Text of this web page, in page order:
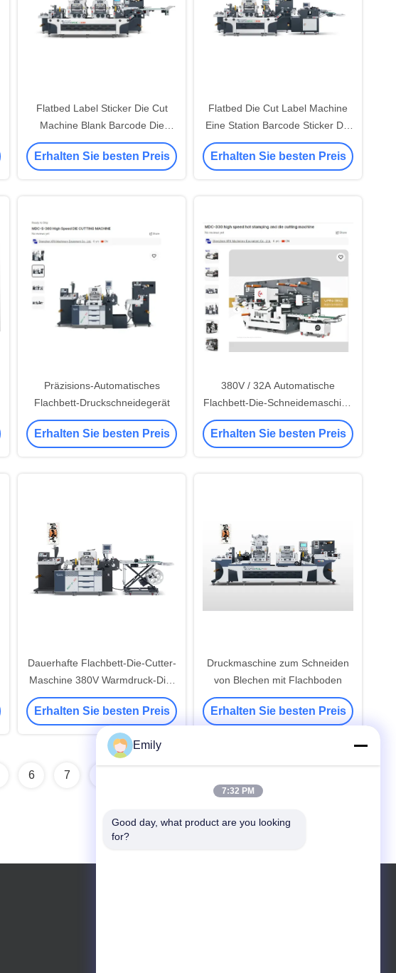
Flatbed Label Sticker Die Cut
Machine Blank Barcode Die
Cutting Machine
Erhalten Sie besten Preis
Flatbed Die Cut Label Machine
Eine Station Barcode Sticker Die
Cutting Machine
Erhalten Sie besten Preis
Präzisions-Automatisches
Flachbett-Druckschneidegerät
Erhalten Sie besten Preis
380V / 32A Automatische
Flachbett-Die-Schneidemaschine
hohe Präzision
Erhalten Sie besten Preis
Dauerhafte Flachbett-Die-Cutter-
Maschine 380V Warmdruck-Die-
Schneidemaschine
Erhalten Sie besten Preis
Druckmaschine zum Schneiden
von Blechen mit Flachboden
Erhalten Sie besten Preis
6 7
Emily
7:32 PM
Good day, what product are you looking
for?